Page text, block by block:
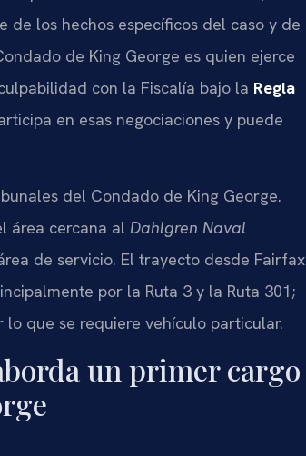
los hechos específicos del caso y de
de King George es quien ejerce
con la Fiscalía bajo la Regla
en esas negociaciones y puede
del Condado de King George.
área cercana al Dahlgren Naval
de servicio. El trayecto desde Fairfax
por la Ruta 3 y la Ruta 301;
que se requiere vehículo particular.
un primer cargo